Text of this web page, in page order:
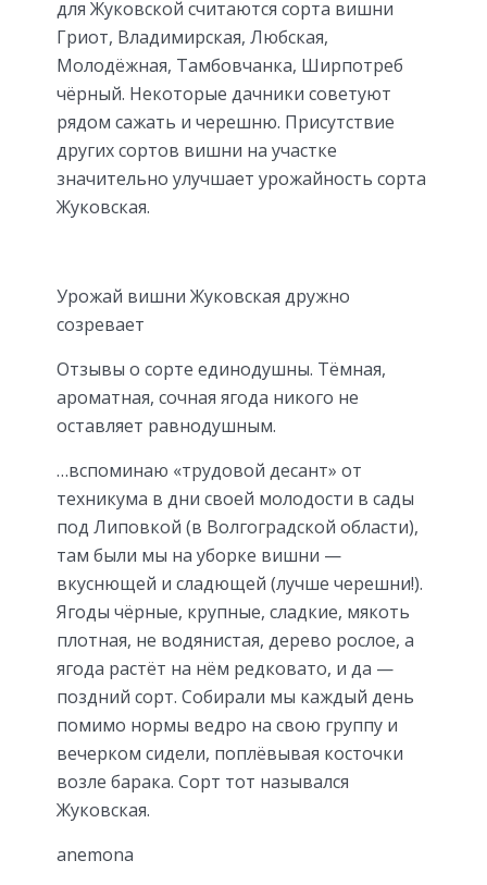
для Жуковской считаются сорта вишни
Гриот, Владимирская, Любская,
Молодёжная, Тамбовчанка, Ширпотреб
чёрный. Некоторые дачники советуют
рядом сажать и черешню. Присутствие
других сортов вишни на участке
значительно улучшает урожайность сорта
Жуковская.
Урожай вишни Жуковская дружно
созревает
Отзывы о сорте единодушны. Тёмная,
ароматная, сочная ягода никого не
оставляет равнодушным.
…вспоминаю «трудовой десант» от
техникума в дни своей молодости в сады
под Липовкой (в Волгоградской области),
там были мы на уборке вишни —
вкуснющей и сладющей (лучше черешни!).
Ягоды чёрные, крупные, сладкие, мякоть
плотная, не водянистая, дерево рослое, а
ягода растёт на нём редковато, и да —
поздний сорт. Собирали мы каждый день
помимо нормы ведро на свою группу и
вечерком сидели, поплёвывая косточки
возле барака. Сорт тот назывался
Жуковская.
anemona